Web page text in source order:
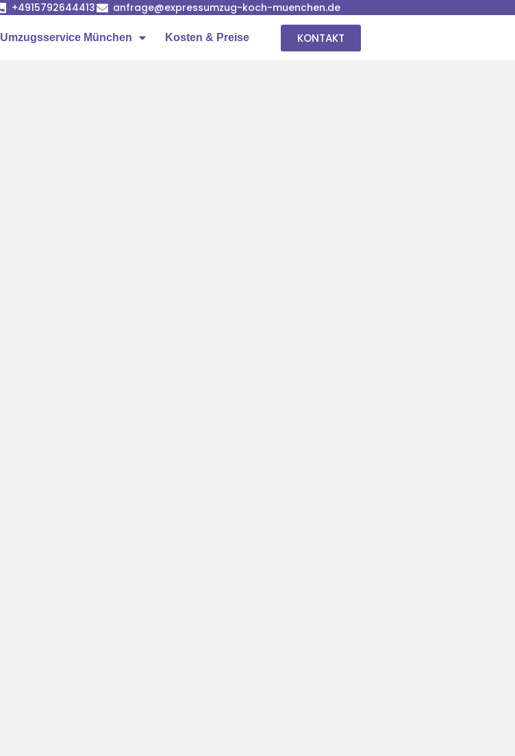
+4915792644413 anfrage@expressumzug-koch-muenchen.de
Umzugsservice München Kosten & Preise KONTAKT